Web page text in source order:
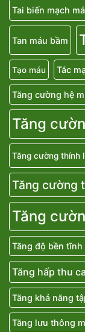
Tai biến mạch
Tan máu bầm
Tạo máu Tắc
Tăng cường hệ
Tăng
Tăng cường thính
Tăng cường
Tăng
Tăng độ bền tĩnh
Tăng hấp thu
Tăng khả năng
Tăng lưu thông